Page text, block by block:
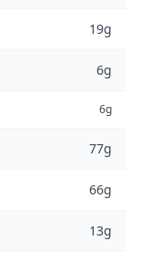
19g
6g
6g
77g
66g
13g